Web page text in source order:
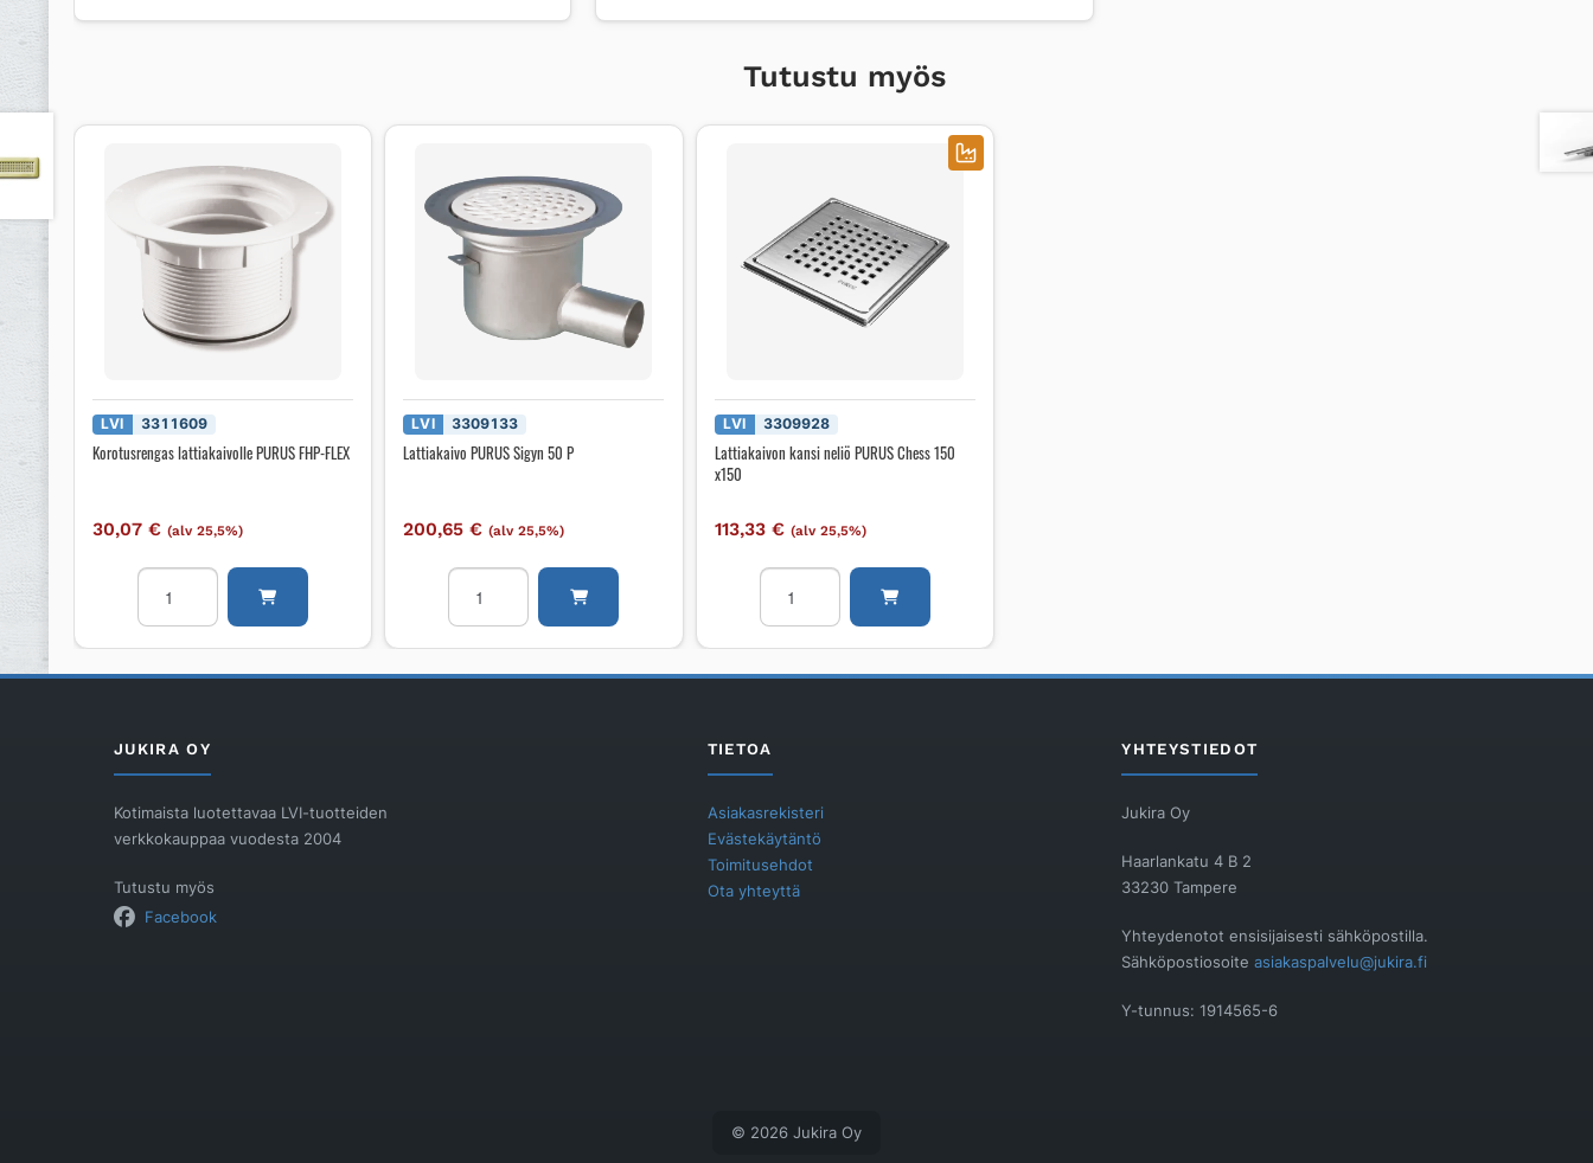
Tutustu myös
LVI 3311609
Korotusrengas lattiakaivolle PURUS FHP-FLEX
30,07€ (alv 25,5%)
Korotusrengas
lattiakaivolle
PURUS
FLEX
LVI 3309133
Lattiakaivo PURUS Sigyn 50 P
200,65€ (alv 25,5%)
Lattiakaivo
PURUS
Sigyn
P
LVI 3309928
Lattiakaivon kansi neliö PURUS Chess 150
x150
113,33 € (alv 25,5%)
Lattiakaivon
kansi
neliö
Chess
JUKIRA OY
Kotimaista luotettavaa LVI-tuotteiden
verkkokauppaa vuodesta 2004
Tutustu myös
Facebook
TIETOA
Asiakasrekisteri
Evästekäytäntö
Toimitusehdot
Ota yhteyttä
YHTEYSTIEDOT
Jukira Oy
Haarlankatu 4 B 2
33230 Tampere
Yhteydenotot ensisijaisesti sähköpostilla.
Sähköpostiosoiteasiakaspalvelu@jukira.fi
Y-tunnus: 1914565-6
© 2026 Jukira Oy